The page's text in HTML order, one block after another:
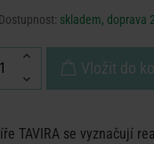
Dostupnost: skladem, doprava
Vložit do
TAVIRA se vyznačují